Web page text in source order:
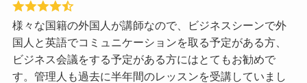
様々な国籍の外国人が講師なので、ビジネスシーンで外
国人と英語でコミュニケーションを取る予定がある方、
ビジネス会議をする予定がある方にはとてもお勧めで
す。管理人も過去に半年間のレッスンを受講していまし